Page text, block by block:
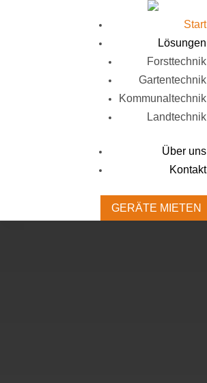
Start
Lösungen
Forsttechnik
Gartentechnik
Kommunaltechnik
Landtechnik
Über uns
Kontakt
GERÄTE MIETEN